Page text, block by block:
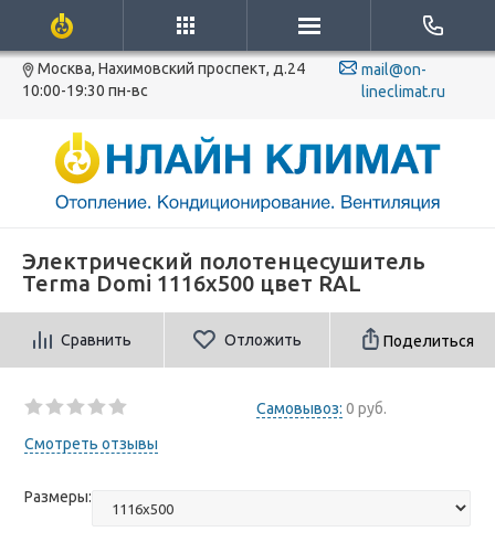
Москва, Нахимовский проспект, д.24
10:00-19:30 пн-вс
mail@on-
lineclimat.ru
Электрический полотенцесушитель
Terma Domi 1116x500 цвет RAL
Сравнить Отложить Поделиться
Самовывоз: 0 руб.
Смотреть отзывы
Размеры: